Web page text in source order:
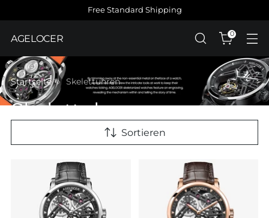
Free Standard Shipping
AGELOCER 0
Skelettuhren
Startseite Skelettuhren
Sortieren